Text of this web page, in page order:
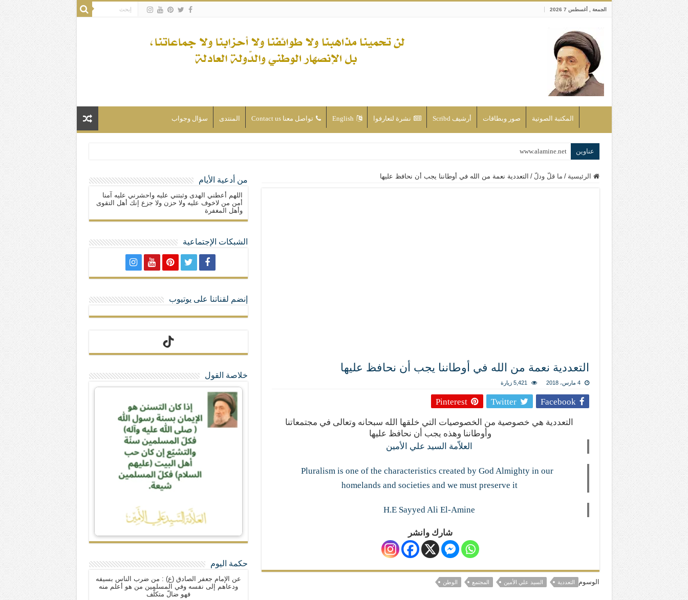
الجمعة , أغسطس 7 2026
المكتبة الصوتية صور وبطاقات أرشيف Scribd نشرة لتعارفوا English تواصل معنا Contact us المنتدى سؤال وجواب
عناوين www.alamine.net
إذا كان التسنن هو الإيمان بسنة رسول الله ( صلى الله عليه وآله) فكلّ المسلمين سنّة والتشيّع إن كان حب أهل البيت (عليهم السلام) فكلّ المسلمين شيعة.
الرئيسية / ما قلّ ودلّ / التعددية نعمة من الله في أوطاننا يجب أن نحافظ عليها
التعددية نعمة من الله في أوطاننا يجب أن نحافظ عليها
4 مارس، 2018 5,421 زيارة
Facebook
Twitter
Pinterest
التعددية هي خصوصية من الخصوصيات التي خلقها الله سبحانه وتعالى في مجتمعاتنا
وأوطاننا وهذه يجب أن نحافظ عليها
العلاّمة السيد علي الأمين
Pluralism is one of the characteristics created by God Almighty in our
homelands and societies and we must preserve it
H.E Sayyed Ali El-Amine
شارك وانشر
الوسوم التعددية السيد علي الأمين المجتمع الوطن
من أدعية الأيام
اللهم أعطني الهدى وثبتني عليه واحشرني عليه آمنا
أمن من لاخوف عليه ولا حزن ولا جزع إنك أهل التقوى
وأهل المغفرة
الشبكات الإجتماعية
إنضم لقناتنا على يوتيوب
خلاصة القول
حكمة اليوم
عن الإمام جعفر الصادق (ع) : من ضرب الناس بسيفه
ودعاهم إلى نفسه وفي المسلمين من هو أعلم منه
فهو ضالّ متكلّف